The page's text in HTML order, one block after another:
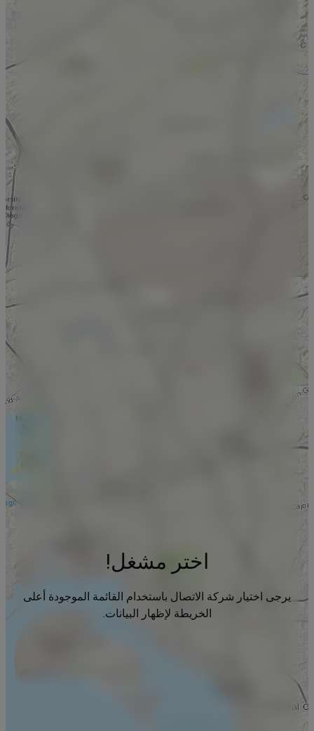
اختر مشغل!
يرجى اختيار شركة الاتصال باستخدام القائمة الموجودة أعلى
الخريطة لإظهار البيانات.